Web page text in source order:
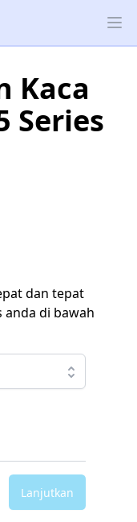
Kaca
Series
dan tepat
anda di bawah
Lanjutkan